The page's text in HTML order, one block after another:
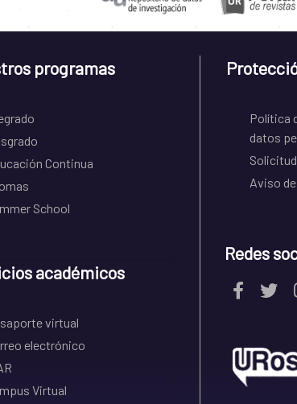
programas
Continua
School
académicos
virtual
electrónico
Virtual
Política
datos
Aviso
Redes